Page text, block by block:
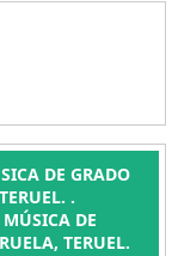
DE GRADO
.
DE
TERUEL.